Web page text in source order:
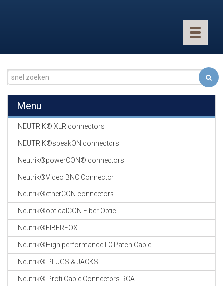
Toggle
GEVLOCHTEN KOUS
EN
KRIMP KOUS
KOPER KABEL
OP ROL
OCC OPTICAL
FIBER CABLE
GE-ASSEMBLEERDE
19" RACKS
Menu
NEUTRIK® XLR connectors
NEUTRIK®speakON connectors
Neutrik®powerCON® connectors
Neutrik®Video BNC Connector
Neutrik®etherCON connectors
Neutrik®opticalCON Fiber Optic
Neutrik®FIBERFOX
Neutrik®High performance LC Patch Cable
Neutrik® PLUGS & JACKS
Neutrik® Profi Cable Connectors RCA